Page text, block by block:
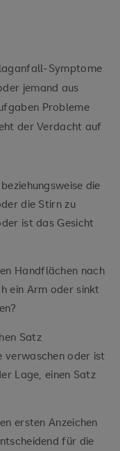
Symptome
jemand aus
Probleme
der Verdacht auf
die
die Stirn zu
ist das Gesicht
Handflächen nach
ein Arm oder sinkt
Satz
verwaschen oder ist
Lage, einen Satz
ersten Anzeichen
für die